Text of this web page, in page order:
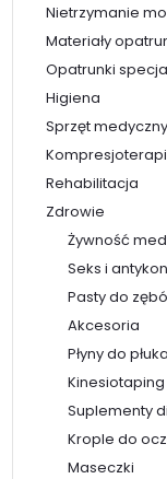
Nietrzymanie
Materiały
Opatrunki
Higiena
Sprzęt medyczny
Rehabilitacja
Zdrowie
Żywność
Seks i
Pasty do
Akcesoria
Płyny do
Suplementy
Krople do
Maseczki